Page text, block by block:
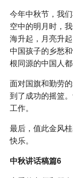
今年中秋节，我
空中的明月时，
海升起，月亮升
中国孩子的乡愁
根同源的中国人
面对国旗和勤劳
到了成功的摇篮
工作。
最后，值此金风
快乐。
中秋讲话稿篇6